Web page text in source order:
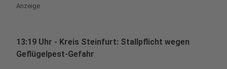
Anzeige
13:19 Uhr - Kreis Steinfurt: Stallpflicht wegen
Geflügelpest-Gefahr